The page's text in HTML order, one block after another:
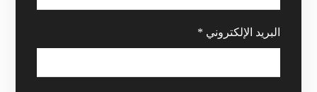
البريد الإلكتروني *